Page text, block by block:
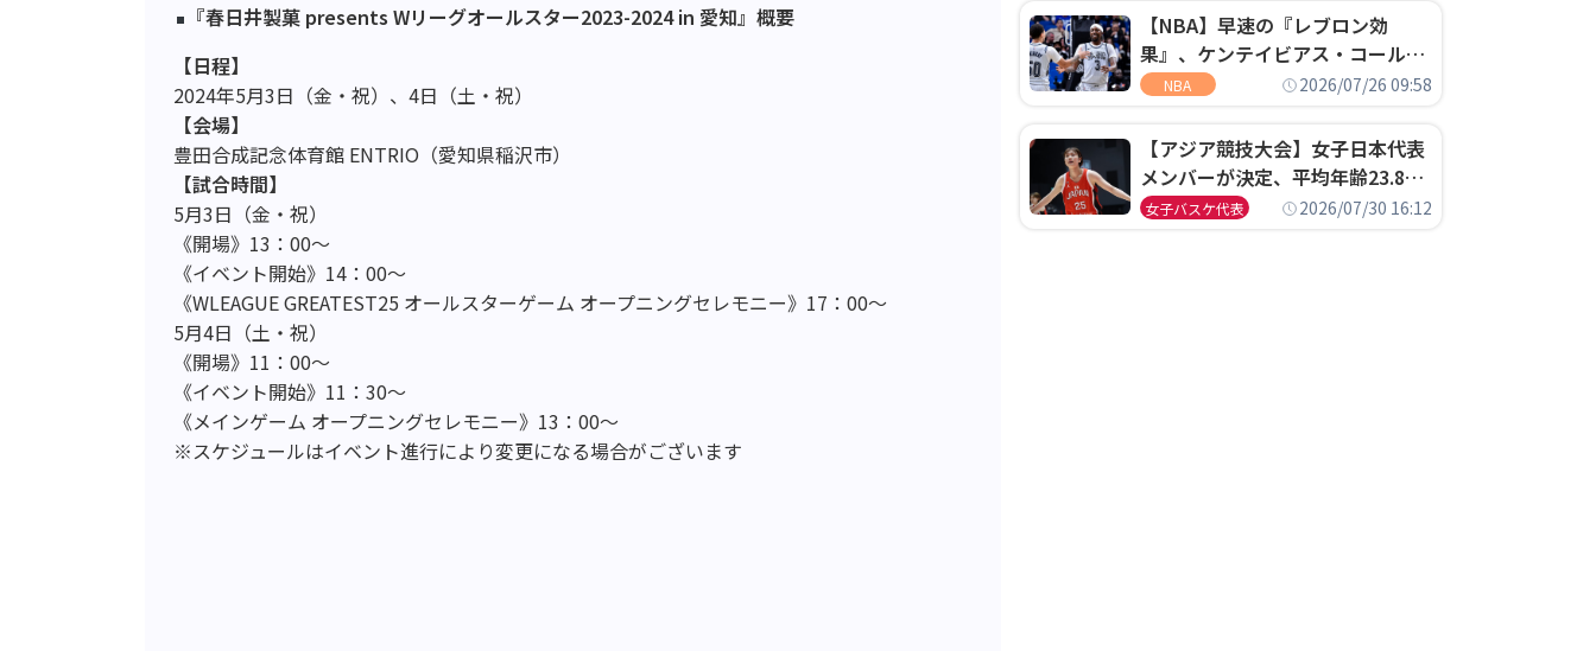
『春日井製菓 presents Wリーグオールスター2023-2024 in 愛知』概要
【日程】
2024年5月3日（金・祝）、4日（土・祝）
【会場】
豊田合成記念体育館 ENTRIO（愛知県稲沢市）
【試合時間】
5月3日（金・祝）
《開場》13：00～
《イベント開始》14：00～
《WLEAGUE GREATEST25 オールスターゲーム オープニングセレモニー》17：00～
5月4日（土・祝）
《開場》11：00～
《イベント開始》11：30～
《メインゲーム オープニングセレモニー》13：00～
※スケジュールはイベント進行により変更になる場合がございます
【NBA】早速の『レブロン効
果』、ケンテイビアス・コールド
ウェル・ポープがセブンティシク
NBA 2026/07/26 09:58
【アジア競技大会】女子日本代表
メンバーが決定、平均年齢23.8歳
のフレッシュなメンバーが日本開
女子バスケ代表 2026/07/30 16:12